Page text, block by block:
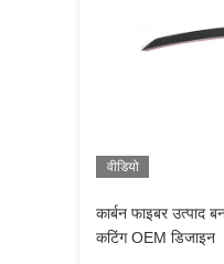
वीडियो
कार्बन फाइबर उत्पाद
कटिंग OEM डिजाइन